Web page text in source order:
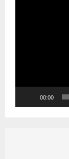
i
e
00:00